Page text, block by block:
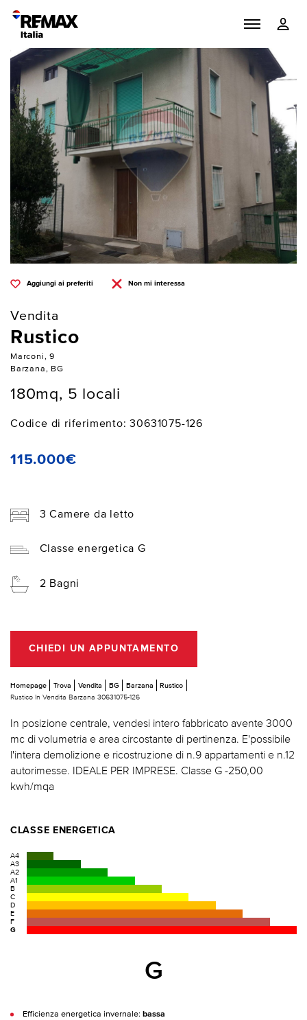
Aggiungi ai preferiti Non mi interessa
Vendita
Rustico
Marconi, 9
Barzana, BG
180mq, 5 locali
Codice di riferimento: 30631075-126
115.000€
3 Camere da letto
Classe energetica G
2 Bagni
CHIEDI UN APPUNTAMENTO
Homepage Trova Vendita BG Barzana
Rustico
Rustico In Vendita Barzana 30631075-126
In posizione centrale, vendesi intero fabbricato avente 3000
mc di volumetria e area circostante di pertinenza. E'possibile
l'intera demolizione e ricostruzione di n.9 appartamenti e n.12
autorimesse. IDEALE PER IMPRESE. Classe G -250,00
kwh/mqa
CLASSE ENERGETICA
A4
A3
A2
A1
B
C
D
E
F
G
G
Efficienza energetica invernale: bassa